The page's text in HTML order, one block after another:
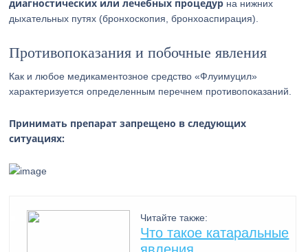
диагностических или лечебных процедур на нижних
дыхательных путях (бронхоскопия, бронхоаспирация).
Противопоказания и побочные явления
Как и любое медикаментозное средство «Флуимуцил»
характеризуется определенным перечнем противопоказаний.
Принимать препарат запрещено в следующих
ситуациях:
Читайте также:
Что такое катаральные